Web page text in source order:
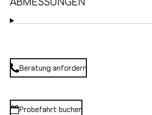
ABMESSUNGEN
Beratung anfordern
Probefahrt buchen